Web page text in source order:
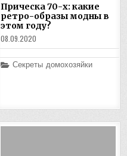
Прическа 70-х: какие
ретро-образы модны в
этом году?
08.09.2020
Posted
Секреты домохозяйки